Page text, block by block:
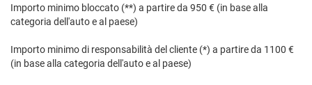
Importo minimo bloccato (**) a partire da 950 € (in base alla
categoria dell'auto e al paese)
Importo minimo di responsabilità del cliente (*) a partire da 1100 €
(in base alla categoria dell'auto e al paese)